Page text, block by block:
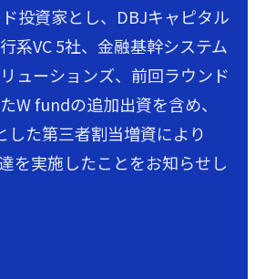
投資家とし、DBJキャピタル
系VC 5社、金融基幹システム
ューションズ、前回ラウンド
W fundの追加出資を含め、
した第三者割当増資により
を実施したことをお知らせし